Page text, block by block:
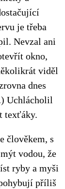
je třeba
Nevzal ani
okno,
viděl
dnes
Uchlácholil
texťáky.
člověkem, s
vodou, že
ryby a myši
příliš